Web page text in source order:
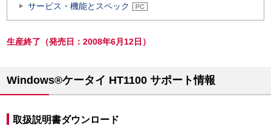
サービス・機能とスペック
生産終了（発売日：2008年6月12日）
Windows®ケータイ HT1100 サポート情報
取扱説明書ダウンロード